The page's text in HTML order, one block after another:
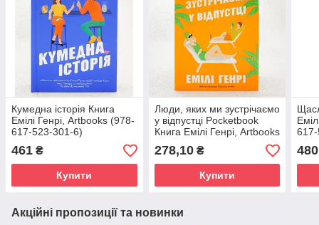
Кумедна історія Книга
Емілі Генрі, Artbooks (978-
617-523-301-6)
461 ₴
Купити
Люди, яких ми зустрічаємо
у відпустці Pocketbook
Книга Емілі Генрі, Artbooks
(978-617-523-213-2)
278,10₴
Купити
Акційні пропозиції та новинки